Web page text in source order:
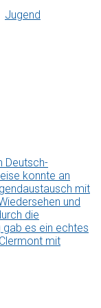
Jugend
Deutsch-
konnte an
mit
und
die
gab es ein echtes
mit